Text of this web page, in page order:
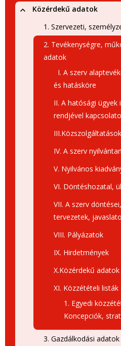
Közérdekű adatok
1. Szervezeti,
2. Tevékenységre,
adatok
I. A szerv
és hatásköre
II. A hatósági ügyek
rendjével
III.Közszolgáltatások
IV. A szerv
V. Nyilvános
VI. Döntéshozatal,
VII. A szerv
tervezetek,
VIII. Pályázatok
IX. Hirdetmények
X.Közérdekű
XI. Közzétételi listák
1. Egyedi
Koncepciók,
3. Gazdálkodási adatok